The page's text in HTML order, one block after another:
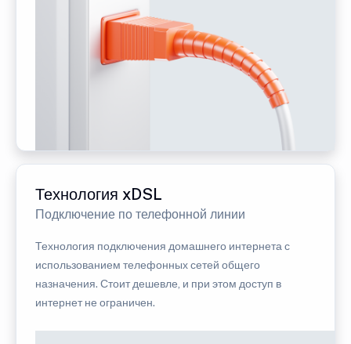
Технология xDSL
Подключение по телефонной линии
Технология подключения домашнего интернета с
использованием телефонных сетей общего
назначения. Стоит дешевле, и при этом доступ в
интернет не ограничен.